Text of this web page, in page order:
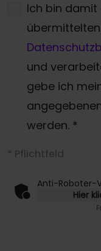
Ich bin
und
gebe ich
werden. *
* Pflichtfeld
Anti-Roboter-
Hier